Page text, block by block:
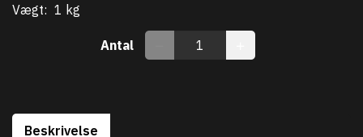
Vægt: 1 kg
Antal
Beskrivelse